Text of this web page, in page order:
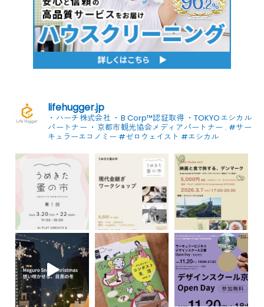
lifehugger.jp
・ハーチ株式会社 ・B Corp™認証取得 ・TOKYOエシカル
パートナー ・京都市観光協会メディアパートナー . #サー
キュラーエコノミー #ゼロウェイスト #エシカル